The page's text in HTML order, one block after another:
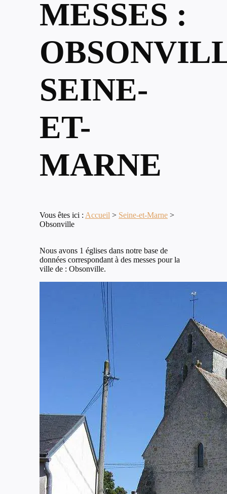
MESSES :
SEINE-
ET-
MARNE
Vous êtes ici : Accueil > Seine-et-Marne >
Obsonville
Nous avons 1 églises dans notre base de
données correspondant à des messes pour la
ville de : Obsonville.